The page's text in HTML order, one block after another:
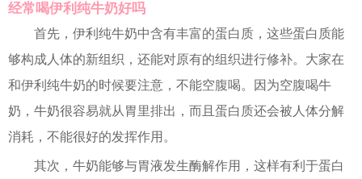
经常喝伊利纯牛奶好吗
首先，伊利纯牛奶中含有丰富的蛋白质，这些蛋白质能
够构成人体的新组织，还能对原有的组织进行修补。大家在
和伊利纯牛奶的时候要注意，不能空腹喝。因为空腹喝牛
奶，牛奶很容易就从胃里排出，而且蛋白质还会被人体分解
消耗，不能很好的发挥作用。
其次，牛奶能够与胃液发生酶解作用，这样有利于蛋白